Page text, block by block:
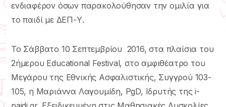
ενδιαφέρον όσων παρακολούθησαν την ομιλία για
το παιδί με ΔΕΠ-Υ.
Το Σάββατο 10 Σεπτεμβρίου 2016, στα πλαίσια του
2ήμερου Educational Festival, στο αμφιθέατρο του
Μεγάρου της Εθνικής Ασφαλιστικής, Συγγρού 103-
105, η Μαριάννα Λαγουμίδη, PgD, Ιδρυτής της i-